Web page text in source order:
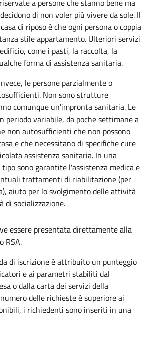
a persone che stanno bene ma
di non voler più vivere da sole. Il
di riposo è che ogni persona o coppia
stileappartamento. Ulteriori servizi
come i pasti, la raccolta, la
forma di assistenza sanitaria.
le persone parzialmente o
Non sono strutture
comunque un'impronta sanitaria. Le
periodo variabile, da poche settimane a
non autosufficienti che non possono
e che necessitano di specifiche cure
assistenza sanitaria. In una
sono garantite l'assistenza medica e
trattamenti di riabilitazione (per
aiuto per lo svolgimento delle attività
socializzazione.
essere presentata direttamente alla
RSA.
di iscrizione è attribuito un punteggio
e ai parametri stabiliti dal
o dalla carta dei servizi della
delle richieste è superiore ai
i richiedenti sono inseriti in una